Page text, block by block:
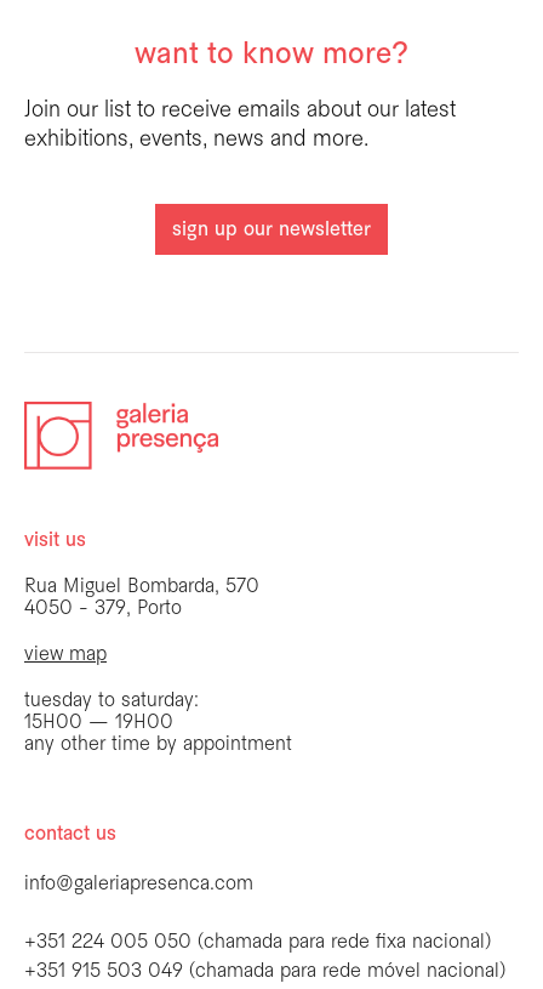
want to know more?
Join our list to receive emails about our latest
exhibitions, events, news and more.
sign up our newsletter
visit us
Rua Miguel Bombarda, 570
4050 - 379, Porto
view map
tuesday to saturday:
15H00 — 19H00
any other time by appointment
contact us
info@galeriapresenca.com
+351 224 005 050 (chamada para rede fixa nacional)
+351 915 503 049 (chamada para rede móvel nacional)